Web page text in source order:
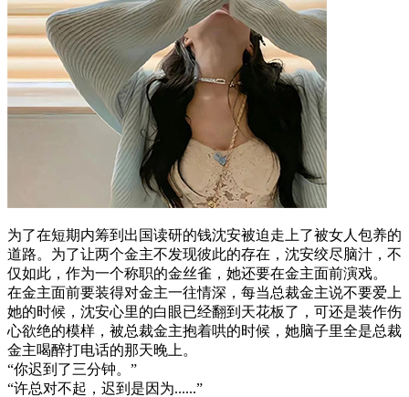
为了在短期内筹到出国读研的钱沈安被迫走上了被女人包养的
道路。为了让两个金主不发现彼此的存在，沈安绞尽脑汁，不
仅如此，作为一个称职的金丝雀，她还要在金主面前演戏。
在金主面前要装得对金主一往情深，每当总裁金主说不要爱上
她的时候，沈安心里的白眼已经翻到天花板了，可还是装作伤
心欲绝的模样，被总裁金主抱着哄的时候，她脑子里全是总裁
金主喝醉打电话的那天晚上。
“你迟到了三分钟。”
“许总对不起，迟到是因为......”